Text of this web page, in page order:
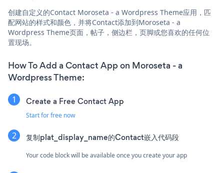
创建自定义的Contact Moroseta - a Wordpress Theme应用，匹
配网站的样式和颜色，并将Contact添加到Moroseta - a
Wordpress Theme页面，帖子，侧边栏，页脚或您喜欢的任何位
置现场。
How To Add a Contact App on Moroseta - a
Wordpress Theme:
Create a Free Contact App
Start for free now
复制plat_display_name的Contact嵌入代码段
Your code block will be available once you create your app